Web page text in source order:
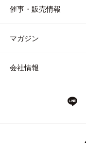
催事・販売情報
マガジン
会社情報